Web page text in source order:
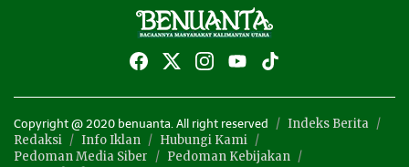
Copyright @ 2020 benuanta. All right reserved
Indeks Berita
Redaksi
Info Iklan
Hubungi Kami
Pedoman Media Siber
Pedoman Kebijakan